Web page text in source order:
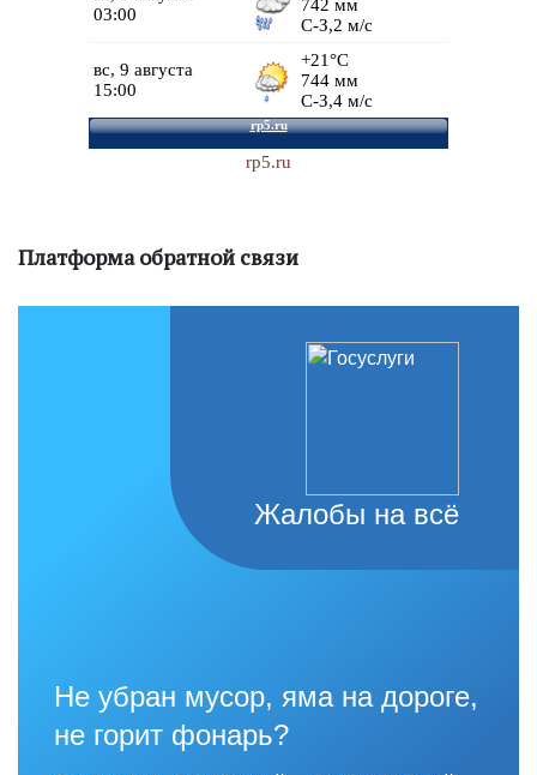
rp5.ru
Платформа обратной связи
Жалобы на всё
Не убран мусор, яма на дороге,
не горит фонарь?